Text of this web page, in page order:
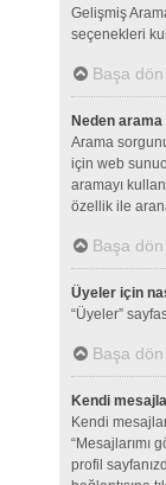
Gelişmiş
seçenekleri
Başa dön
Neden arama
Arama
için web
aramayı
özellik ile
Başa dön
Üyeler için
“Üyeler”
Başa dön
Kendi
Kendi
“Mesajlarımı
profil